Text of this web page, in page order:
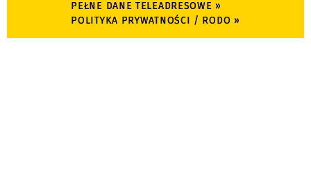
PEŁNE DANE TELEADRESOWE »
POLITYKA PRYWATNOŚCI / RODO »